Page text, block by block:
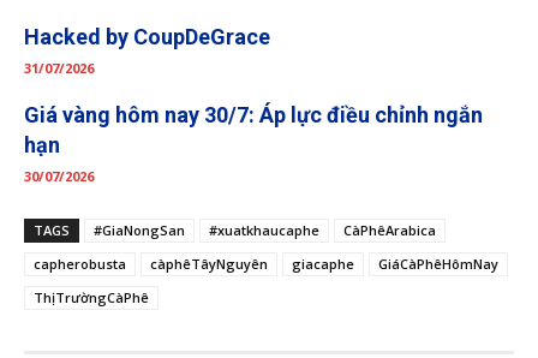
Hacked by CoupDeGrace
31/07/2026
Giá vàng hôm nay 30/7: Áp lực điều chỉnh ngắn
hạn
30/07/2026
TAGS #GiaNongSan #xuatkhaucaphe
CàPhêArabica
capherobusta
càphêTâyNguyên giacaphe
GiáCàPhêHômNay
ThịTrườngCàPhê